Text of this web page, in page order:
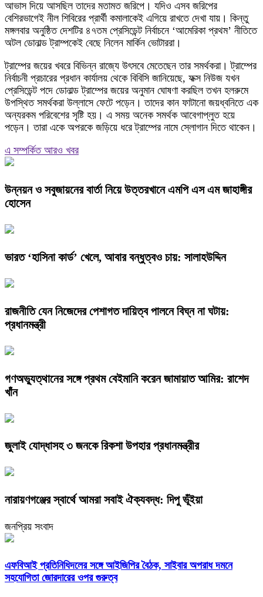
আভাস দিয়ে আসছিল তাদের মতামত জরিপে। যদিও এসব জরিপের
বেশিরভাগেই নীল শিবিরের প্রার্থী কমালাকেই এগিয়ে রাখতে দেখা যায়। কিন্তু
মঙ্গলবার অনুষ্ঠিত দেশটির ৪৭তম প্রেসিডেন্ট নির্বাচনে ‘আমেরিকা প্রথম’ নীতিতে
অটল ডোনাল্ড ট্রাম্পকেই বেছে নিলেন মার্কিন ভোটাররা।
ট্রাম্পের জয়ের খবরে বিভিন্ন রাজ্যে উৎসবে মেতেছেন তার সমর্থকরা। ট্রাম্পের
নির্বাচনী প্রচারের প্রধান কার্যালয় থেকে বিবিসি জানিয়েছে, ফক্স নিউজ যখন
প্রেসিডেন্ট পদে ডোনাল্ড ট্রাম্পের জয়ের অনুমান ঘোষণা করছিল তখন হলরুমে
উপস্থিত সমর্থকরা উল্লাসে ফেটে পড়েন। তাদের কান ফাটানো জয়ধ্বনিতে এক
অন্যরকম পরিবেশের সৃষ্টি হয়। এ সময় অনেক সমর্থক আবেগাপ্লুত হয়ে
পড়েন। তারা একে অপরকে জড়িয়ে ধরে ট্রাম্পের নামে স্লোগান দিতে থাকেন।
এ সম্পর্কিত আরও খবর
উন্নয়ন ও সবুজায়নের বার্তা নিয়ে উত্তরখানে এমপি এস এম জাহাঙ্গীর
হোসেন
ভারত ‘হাসিনা কার্ড’ খেলে, আবার বন্ধুত্বও চায়: সালাহউদ্দিন
রাজনীতি যেন নিজেদের পেশাগত দায়িত্ব পালনে বিঘ্ন না ঘটায়:
প্রধানমন্ত্রী
গণঅভ্যুত্থানের সঙ্গে প্রথম বেইমানি করেন জামায়াত আমির: রাশেদ
খাঁন
জুলাই যোদ্ধাসহ ৩ জনকে রিকশা উপহার প্রধানমন্ত্রীর
নারায়ণগঞ্জের স্বার্থে আমরা সবাই ঐক্যবদ্ধ: দিপু ভূঁইয়া
জনপ্রিয় সংবাদ
এফবিআই প্রতিনিধিদলের সঙ্গে আইজিপির বৈঠক, সাইবার অপরাধ দমনে
সহযোগিতা জোরদারের ওপর গুরুত্ব